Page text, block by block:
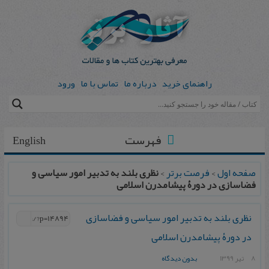
راهنمای خرید درباره ما تماس با ما ورود
English فهرست
صفحه اول>فرصت برتر>نظری بلند به تدبیر امور سیاسی و
فضاسازی در دورۀ پیشامدرن اسلامی
نظری بلند به تدبیر امور سیاسی و فضاسازی
در دورۀ پیشامدرن اسلامی
8 تیر 1399 بدون دیدگاه